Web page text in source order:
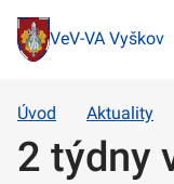
VeV-VA Vyškov
Úvod Aktuality
2 týdny